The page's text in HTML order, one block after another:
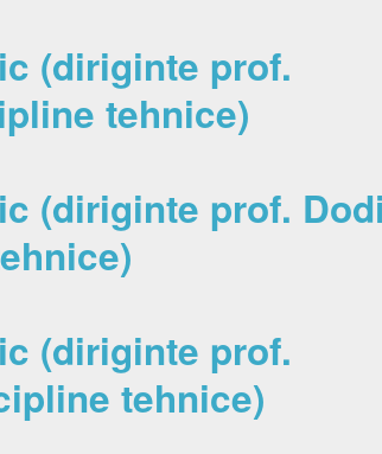
(diriginte prof.
tehnice)
(diriginte prof.
(diriginte prof.
tehnice)